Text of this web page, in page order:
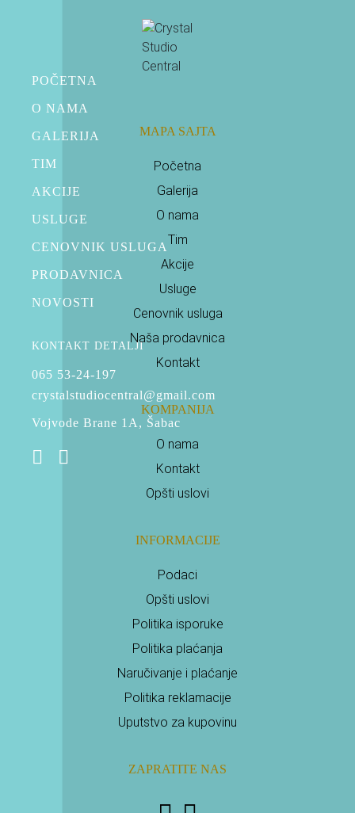
POČETNA
O NAMA
GALERIJA
TIM
AKCIJE
USLUGE
CENOVNIK USLUGA
PRODAVNICA
NOVOSTI
KONTAKT DETALJI
065 53-24-197
crystalstudiocentral@gmail.com
Vojvode Brane 1A, Šabac
MAPA SAJTA
Početna
Galerija
O nama
Tim
Akcije
Usluge
Cenovnik usluga
Naša prodavnica
Kontakt
KOMPANIJA
O nama
Kontakt
Opšti uslovi
INFORMACIJE
Podaci
Opšti uslovi
Politika isporuke
Politika plaćanja
Naručivanje i plaćanje
Politika reklamacije
Uputstvo za kupovinu
ZAPRATITE NAS